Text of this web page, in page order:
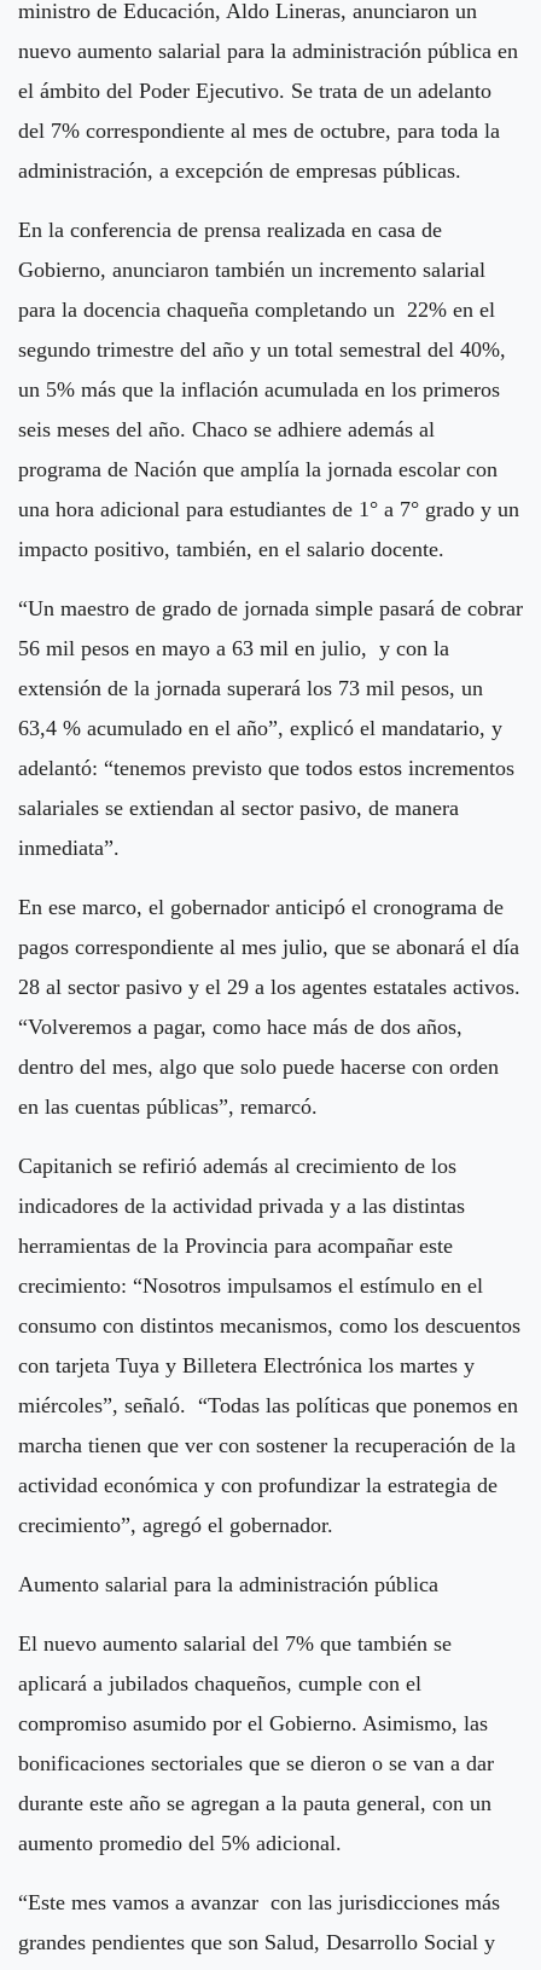
ministro de Educación, Aldo Lineras, anunciaron un
nuevo aumento salarial para la administración pública en
el ámbito del Poder Ejecutivo. Se trata de un adelanto
del 7% correspondiente al mes de octubre, para toda la
administración, a excepción de empresas públicas.
En la conferencia de prensa realizada en casa de
Gobierno, anunciaron también un incremento salarial
para la docencia chaqueña completando un 22% en el
segundo trimestre del año y un total semestral del 40%,
un 5% más que la inflación acumulada en los primeros
seis meses del año. Chaco se adhiere además al
programa de Nación que amplía la jornada escolar con
una hora adicional para estudiantes de 1° a 7° grado y un
impacto positivo, también, en el salario docente.
“Un maestro de grado de jornada simple pasará de cobrar
56 mil pesos en mayo a 63 mil en julio, y con la
extensión de la jornada superará los 73 mil pesos, un
63,4 % acumulado en el año”, explicó el mandatario, y
adelantó: “tenemos previsto que todos estos incrementos
salariales se extiendan al sector pasivo, de manera
inmediata”.
En ese marco, el gobernador anticipó el cronograma de
pagos correspondiente al mes julio, que se abonará el día
28 al sector pasivo y el 29 a los agentes estatales activos.
“Volveremos a pagar, como hace más de dos años,
dentro del mes, algo que solo puede hacerse con orden
en las cuentas públicas”, remarcó.
Capitanich se refirió además al crecimiento de los
indicadores de la actividad privada y a las distintas
herramientas de la Provincia para acompañar este
crecimiento: “Nosotros impulsamos el estímulo en el
consumo con distintos mecanismos, como los descuentos
con tarjeta Tuya y Billetera Electrónica los martes y
miércoles”, señaló. “Todas las políticas que ponemos en
marcha tienen que ver con sostener la recuperación de la
actividad económica y con profundizar la estrategia de
crecimiento”, agregó el gobernador.
Aumento salarial para la administración pública
El nuevo aumento salarial del 7% que también se
aplicará a jubilados chaqueños, cumple con el
compromiso asumido por el Gobierno. Asimismo, las
bonificaciones sectoriales que se dieron o se van a dar
durante este año se agregan a la pauta general, con un
aumento promedio del 5% adicional.
“Este mes vamos a avanzar con las jurisdicciones más
grandes pendientes que son Salud, Desarrollo Social y